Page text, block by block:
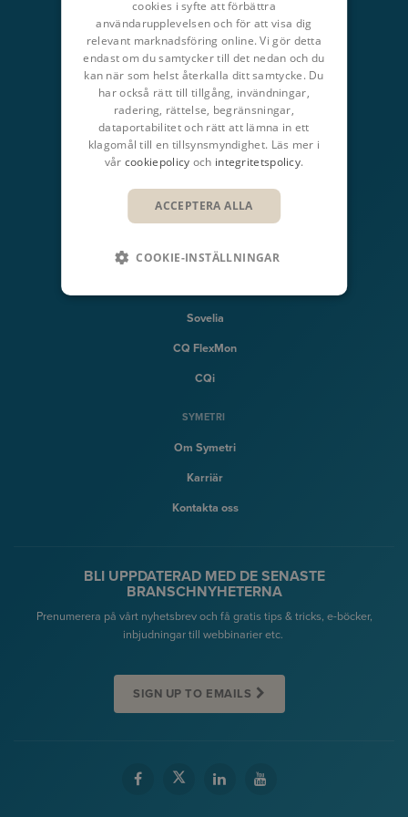
Produktdesign & Produktlivscykel
Bygg & Infrastruktur
SNABBLÄNKAR
Insikter
Produkter
Utbildning
SYMETRI TECHNOLOGY
Sovelia
CQ FlexMon
CQi
SYMETRI
Om Symetri
Karriär
Kontakta oss
BLI UPPDATERAD MED DE SENASTE
BRANSCHNYHETERNA
Prenumerera på vårt nyhetsbrev och få gratis tips & tricks, e-böcker,
inbjudningar till webbinarier etc.
SIGN UP TO EMAILS
cookies i syfte att förbättra
användarupplevelsen och för att visa dig
relevant marknadsföring online. Vi gör detta
endast om du samtycker till det nedan och du
kan när som helst återkalla ditt samtycke. Du
har också rätt till tillgång, invändningar,
radering, rättelse, begränsningar,
dataportabilitet och rätt att lämna in ett
klagomål till en tillsynsmyndighet. Läs mer i
vår cookiepolicy och integritetspolicy.
ACCEPTERA ALLA
COOKIE-INSTÄLLNINGAR